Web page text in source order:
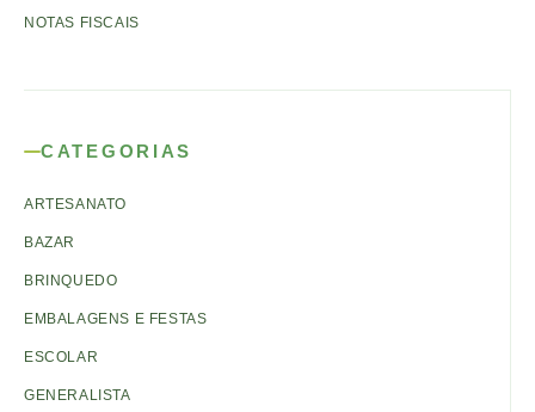
NOTAS FISCAIS
CATEGORIAS
ARTESANATO
BAZAR
BRINQUEDO
EMBALAGENS E FESTAS
ESCOLAR
GENERALISTA